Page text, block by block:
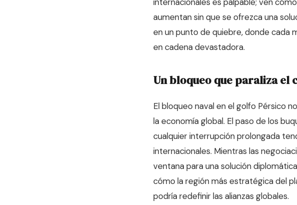
aumentan sin que se ofrezca una
en un punto de quiebre, donde cada
en cadena devastadora.
Un bloqueo que paraliza el
El bloqueo naval en el golfo Pérsico
la economía global. El paso de los
cualquier interrupción prolongada
internacionales. Mientras las
ventana para una solución
cómo la región más estratégica del
podría redefinir las alianzas globales.